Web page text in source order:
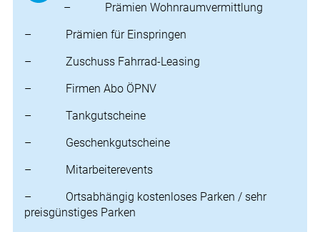
– Prämien Wohnraumvermittlung
– Prämien für Einspringen
– Zuschuss Fahrrad-Leasing
– Firmen Abo ÖPNV
– Tankgutscheine
– Geschenkgutscheine
– Mitarbeiterevents
– Ortsabhängig kostenloses Parken / sehr
preisgünstiges Parken